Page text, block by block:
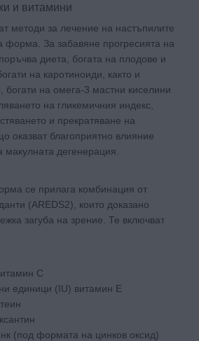
и витамини
методи за лечение на настъпилите
форма. За забавяне прогресията на
диета, богата на плодове и
на каротиноиди, както и
богати на омега-3 мастни киселини
на гликемичния индекс,
и прекратяване на
оказват благоприятно влияние
макулната дегенерация.
се прилага комбинация от
(AREDS2), които доказано
загуба на зрение. Те включват
C
единици (IU) витамин Е
(под формата на цинков оксид)